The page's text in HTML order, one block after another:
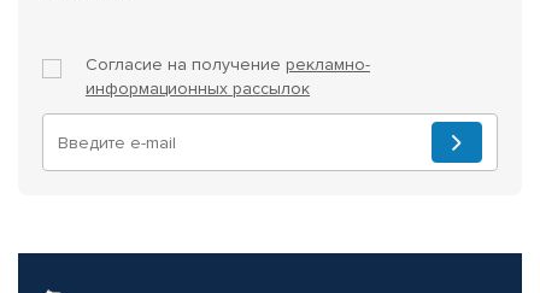
Согласие на получение рекламно-
информационных рассылок